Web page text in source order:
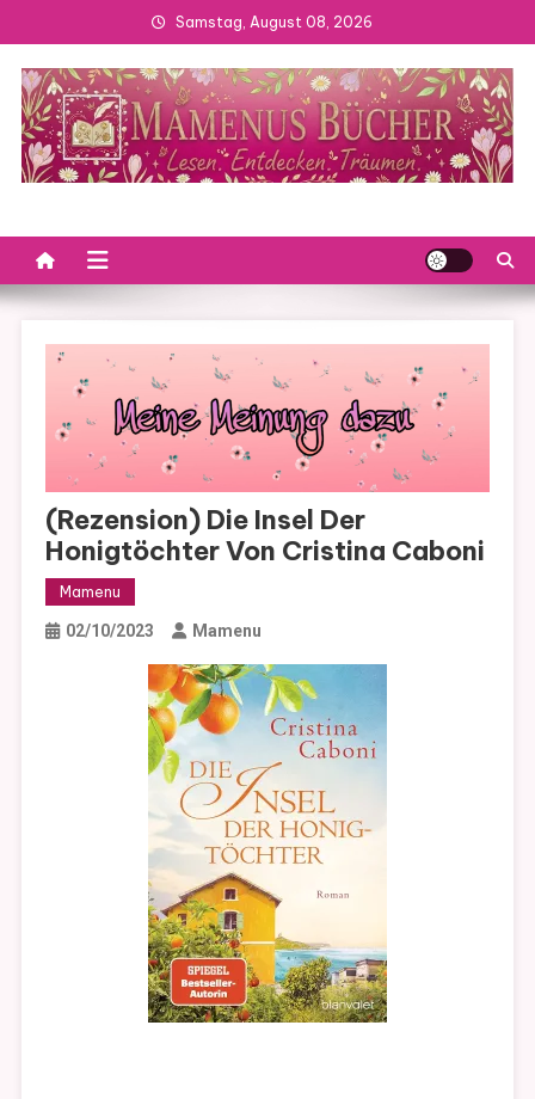
to
content
Samstag, August 08, 2026
(Rezension) Die Insel Der
Honigtöchter Von Cristina Caboni
Mamenu
02/10/2023 Mamenu